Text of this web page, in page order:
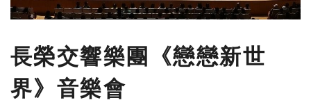
長榮交響樂團《戀戀新世
界》音樂會